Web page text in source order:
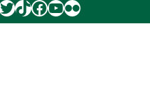
TikTokFacebook
YouTube
Flickr